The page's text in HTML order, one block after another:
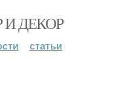
И ДЕКОР
статьи